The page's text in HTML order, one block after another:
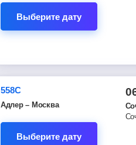
Выберите дату
558С
Адлер – Москва
Выберите дату